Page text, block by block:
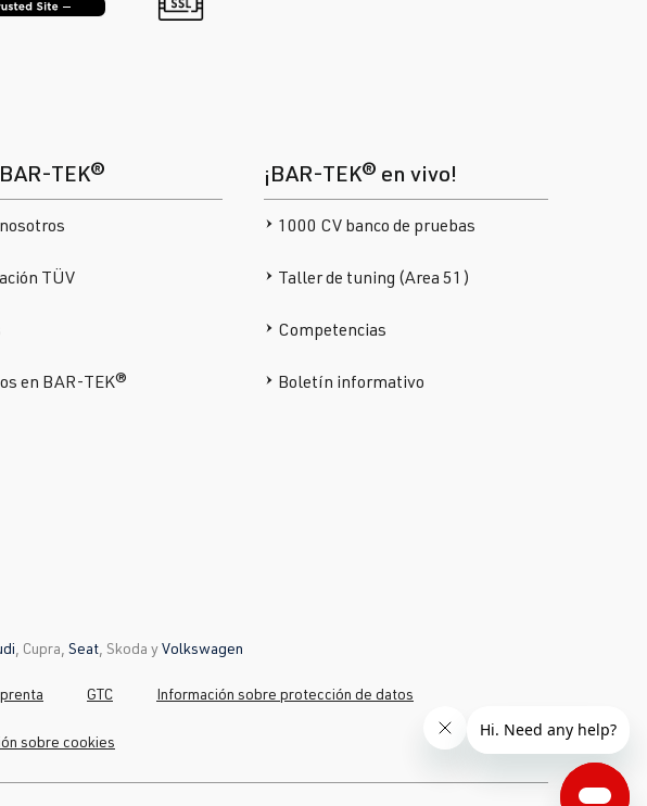
TEK®
TÜV
en BAR-TEK®
¡BAR-TEK® en vivo!
1000 CV banco de pruebas
Taller de tuning (Area 51)
Competencias
Boletín informativo
, Cupra, Seat, Skoda yVolkswagen
GTC Información sobre protección de datos
sobre cookies